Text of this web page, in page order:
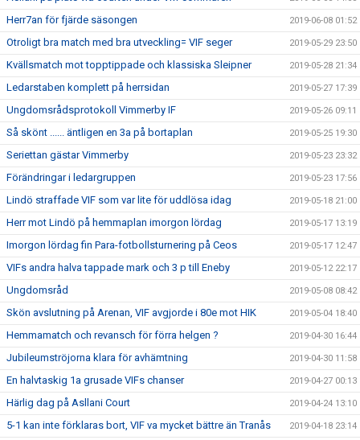
Herr7an för fjärde säsongen 2019-06-08 01:52
Otroligt bra match med bra utveckling= VIF seger 2019-05-29 23:50
Kvällsmatch mot topptippade och klassiska Sleipner 2019-05-28 21:34
Ledarstaben komplett på herrsidan 2019-05-27 17:39
Ungdomsrådsprotokoll Vimmerby IF 2019-05-26 09:11
Så skönt ...... äntligen en 3a på bortaplan 2019-05-25 19:30
Seriettan gästar Vimmerby 2019-05-23 23:32
Förändringar i ledargruppen 2019-05-23 17:56
Lindö straffade VIF som var lite för uddlösa idag 2019-05-18 21:00
Herr mot Lindö på hemmaplan imorgon lördag 2019-05-17 13:19
Imorgon lördag fin Para-fotbollsturnering på Ceos 2019-05-17 12:47
VIFs andra halva tappade mark och 3 p till Eneby 2019-05-12 22:17
Ungdomsråd 2019-05-08 08:42
Skön avslutning på Arenan, VIF avgjorde i 80e mot HIK 2019-05-04 18:40
Hemmamatch och revansch för förra helgen ? 2019-04-30 16:44
Jubileumströjorna klara för avhämtning 2019-04-30 11:58
En halvtaskig 1a grusade VIFs chanser 2019-04-27 00:13
Härlig dag på Asllani Court 2019-04-24 13:10
5-1 kan inte förklaras bort, VIF va mycket bättre än Tranås 2019-04-18 23:14